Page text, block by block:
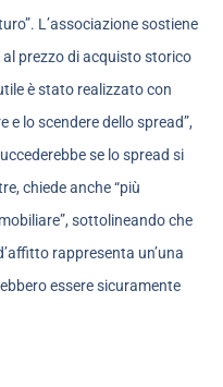
L’associazione sostiene
prezzo di acquisto storico
è stato realizzato con
e lo scendere dello spread”,
se lo spread si
chiede anche “più
sottolineando che
rappresenta un’una
essere sicuramente